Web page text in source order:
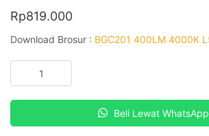
Rp819.000
Download Brosur : BGC201 400LM 4000K
BGC201
L5000
Beli Lewat WhatsApp